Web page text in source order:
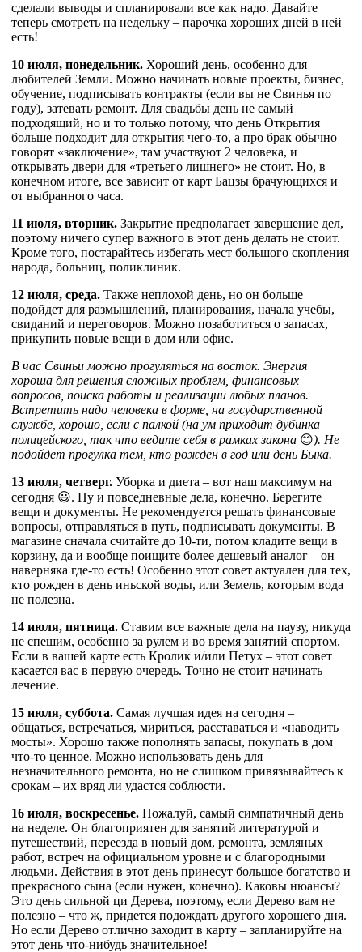
сделали выводы и спланировали все как надо. Давайте
теперь смотреть на недельку – парочка хороших дней в ней
есть!
10 июля, понедельник. Хороший день, особенно для
любителей Земли. Можно начинать новые проекты, бизнес,
обучение, подписывать контракты (если вы не Свинья по
году), затевать ремонт. Для свадьбы день не самый
подходящий, но и то только потому, что день Открытия
больше подходит для открытия чего-то, а про брак обычно
говорят «заключение», там участвуют 2 человека, и
открывать двери для «третьего лишнего» не стоит. Но, в
конечном итоге, все зависит от карт Бацзы брачующихся и
от выбранного часа.
11 июля, вторник. Закрытие предполагает завершение дел,
поэтому ничего супер важного в этот день делать не стоит.
Кроме того, постарайтесь избегать мест большого скопления
народа, больниц, поликлиник.
12 июля, среда. Также неплохой день, но он больше
подойдет для размышлений, планирования, начала учебы,
свиданий и переговоров. Можно позаботиться о запасах,
прикупить новые вещи в дом или офис.
В час Свиньи можно прогуляться на восток. Энергия
хороша для решения сложных проблем, финансовых
вопросов, поиска работы и реализации любых планов.
Встретить надо человека в форме, на государственной
службе, хорошо, если с палкой (на ум приходит дубинка
полицейского, так что ведите себя в рамках закона 😊). Не
подойдет прогулка тем, кто рожден в год или день Быка.
13 июля, четверг. Уборка и диета – вот наш максимум на
сегодня 😃. Ну и повседневные дела, конечно. Берегите
вещи и документы. Не рекомендуется решать финансовые
вопросы, отправляться в путь, подписывать документы. В
магазине сначала считайте до 10-ти, потом кладите вещи в
корзину, да и вообще поищите более дешевый аналог – он
наверняка где-то есть! Особенно этот совет актуален для тех,
кто рожден в день иньской воды, или Земель, которым вода
не полезна.
14 июля, пятница. Ставим все важные дела на паузу, никуда
не спешим, особенно за рулем и во время занятий спортом.
Если в вашей карте есть Кролик и/или Петух – этот совет
касается вас в первую очередь. Точно не стоит начинать
лечение.
15 июля, суббота. Самая лучшая идея на сегодня –
общаться, встречаться, мириться, расставаться и «наводить
мосты». Хорошо также пополнять запасы, покупать в дом
что-то ценное. Можно использовать день для
незначительного ремонта, но не слишком привязывайтесь к
срокам – их вряд ли удастся соблюсти.
16 июля, воскресенье. Пожалуй, самый симпатичный день
на неделе. Он благоприятен для занятий литературой и
путешествий, переезда в новый дом, ремонта, земляных
работ, встреч на официальном уровне и с благородными
людьми. Действия в этот день принесут большое богатство и
прекрасного сына (если нужен, конечно). Каковы нюансы?
Это день сильной ци Дерева, поэтому, если Дерево вам не
полезно – что ж, придется подождать другого хорошего дня.
Но если Дерево отлично заходит в карту – запланируйте на
этот день что-нибудь значительное!